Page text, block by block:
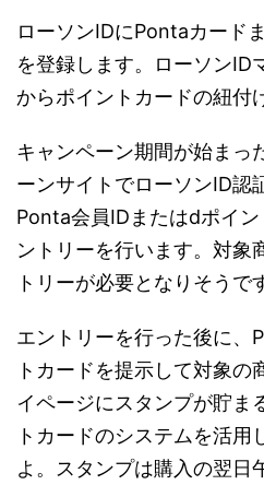
ローソンIDにPontaカード
を登録します。ローソンID
からポイントカードの紐付
キャンペーン期間が始まっ
ーンサイトでローソンID認
Ponta会員IDまたはdポイ
ントリーを行います。対象
トリーが必要となりそうで
エントリーを行った後に、
トカードを提示して対象の
イページにスタンプが貯ま
トカードのシステムを活用
よ。スタンプは購入の翌日